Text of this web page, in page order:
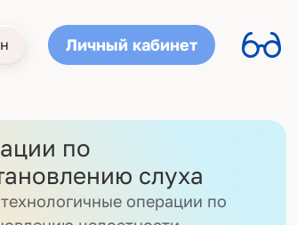
Личный кабинет
по
слуха
операции по